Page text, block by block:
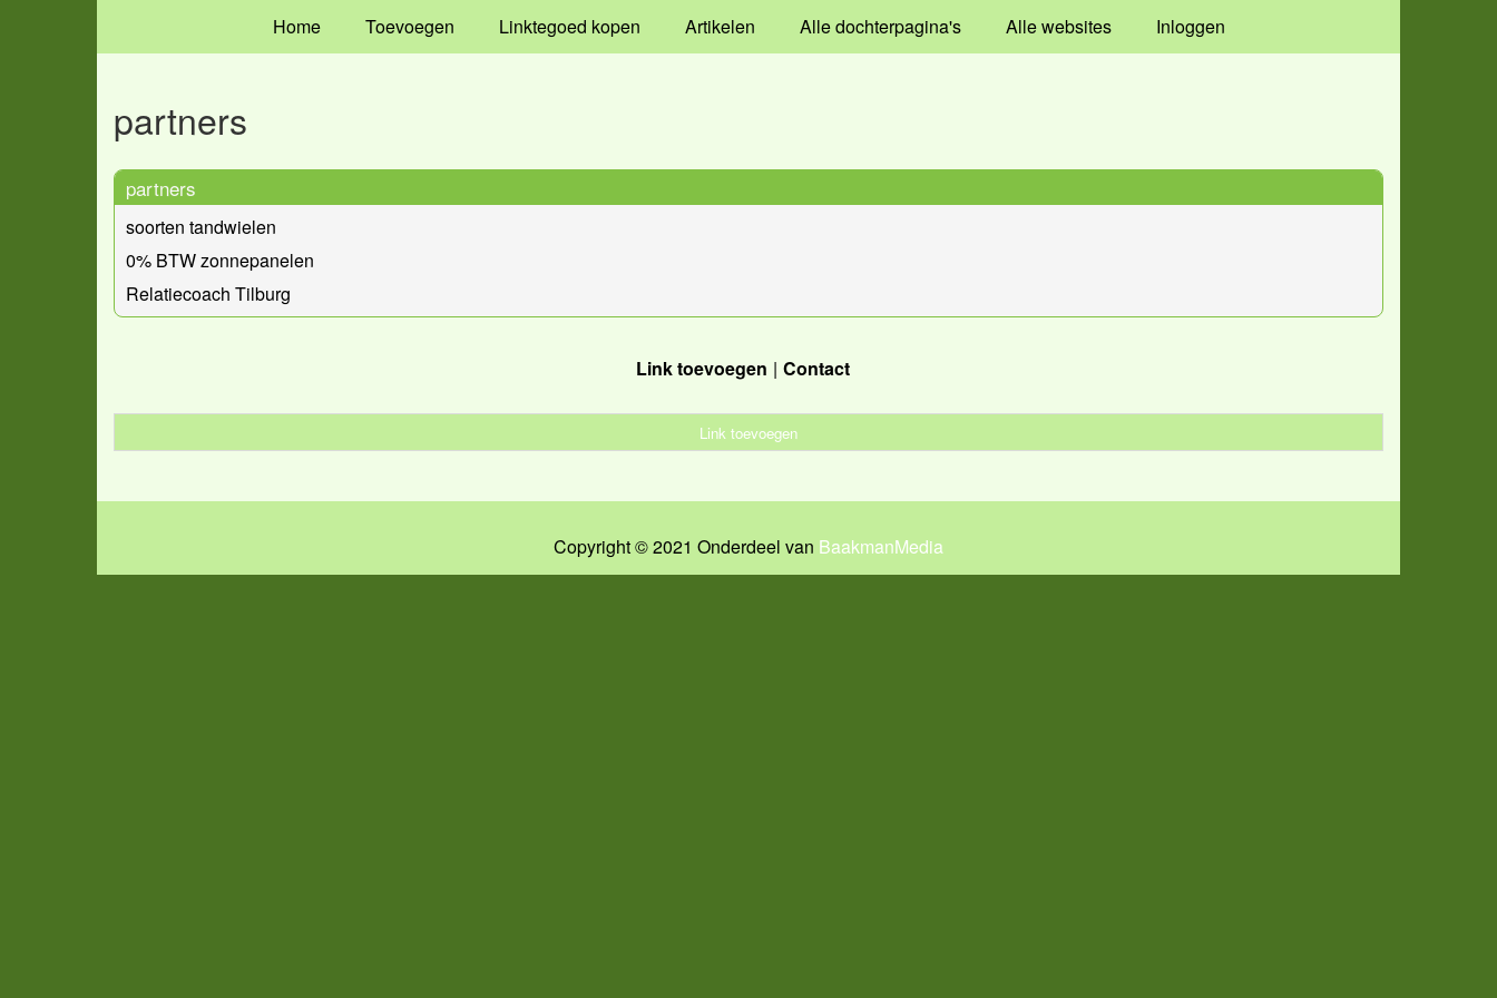
Home Toevoegen Linktegoed kopen Artikelen Alle dochterpagina's Alle websites Inloggen
partners
partners
soorten tandwielen
0% BTW zonnepanelen
Relatiecoach Tilburg
Link toevoegen Contact
Link toevoegen
Copyright © 2021 Onderdeel van BaakmanMedia